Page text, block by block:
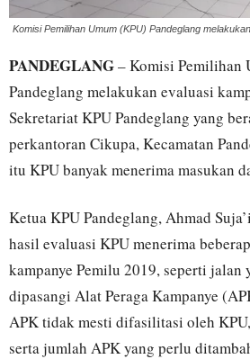
Komisi Pemilihan Umum (KPU) Pandeglang
PANDEGLANG– Komisi Pemilihan
Pandeglang melakukan evaluasi
Sekretariat KPU Pandeglang yang
perkantoran Cikupa, Kecamatan
itu KPU banyak menerima masukan
Ketua KPU Pandeglang, Ahmad
hasil evaluasi KPU menerima
kampanye Pemilu 2019, seperti
dipasangi Alat Peraga Kampanye
APK tidak mesti difasilitasi oleh
serta jumlah APK yang perlu